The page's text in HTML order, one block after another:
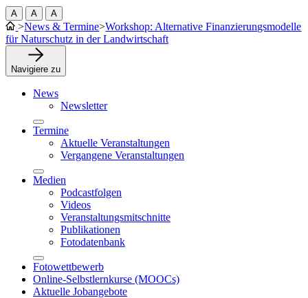
A A A
>News & Termine>Workshop: Alternative Finanzierungsmodelle
für Naturschutz in der Landwirtschaft
Navigiere zu
News
Newsletter
Termine
Aktuelle Veranstaltungen
Vergangene Veranstaltungen
Medien
Podcastfolgen
Videos
Veranstaltungsmitschnitte
Publikationen
Fotodatenbank
Fotowettbewerb
Online-Selbstlernkurse (MOOCs)
Aktuelle Jobangebote